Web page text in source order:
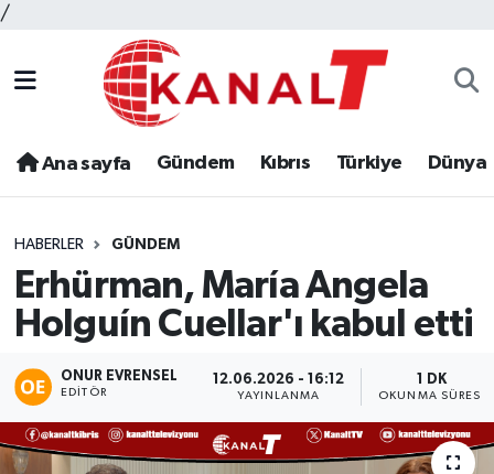
/
Ana sayfa Gündem Kıbrıs Türkiye Dünya
HABERLER GÜNDEM
Erhürman, María Angela
Holguín Cuellar'ı kabul etti
ONUR EVRENSEL
EDITÖR
12.06.2026 - 16:12
YAYINLANMA
1 DK
OKUNMA SÜRESI